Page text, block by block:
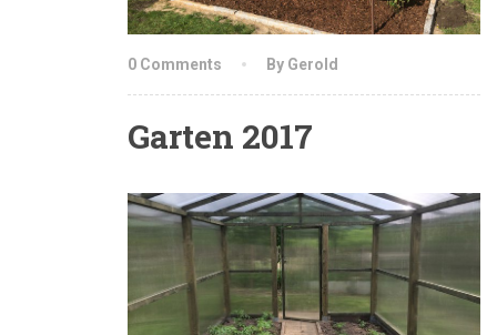
0 Comments By Gerold
Garten 2017